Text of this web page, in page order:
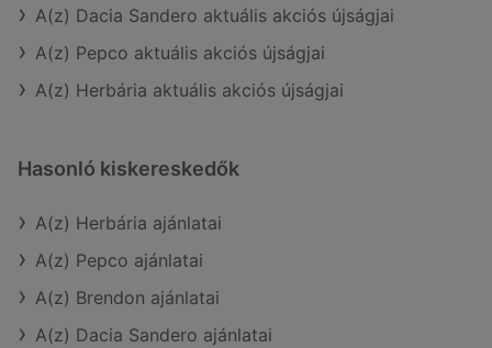
A(z) Dacia Sandero aktuális akciós újságjai
A(z) Pepco aktuális akciós újságjai
A(z) Herbária aktuális akciós újságjai
Hasonló kiskereskedők
A(z) Herbária ajánlatai
A(z) Pepco ajánlatai
A(z) Brendon ajánlatai
A(z) Dacia Sandero ajánlatai